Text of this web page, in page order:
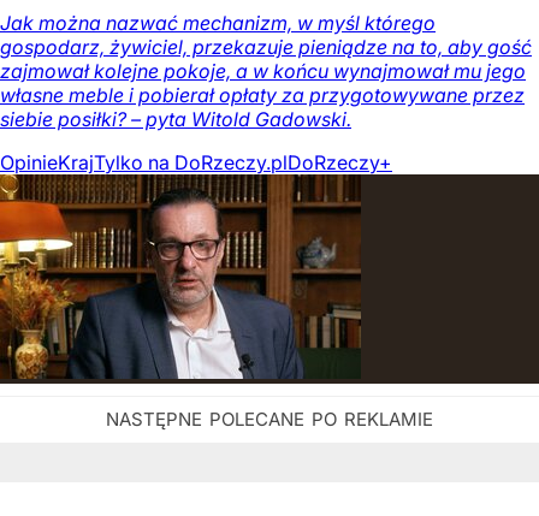
Jak można nazwać mechanizm, w myśl którego
gospodarz, żywiciel, przekazuje pieniądze na to, aby gość
zajmował kolejne pokoje, a w końcu wynajmował mu jego
własne meble i pobierał opłaty za przygotowywane przez
siebie posiłki? – pyta Witold Gadowski.
OpinieKrajTylko na DoRzeczy.plDoRzeczy+